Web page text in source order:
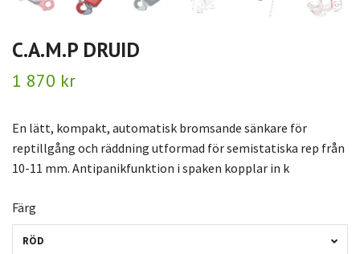
C.A.M.P DRUID
1 870 kr
En lätt, kompakt, automatisk bromsande sänkare för
reptillgång och räddning utformad för semistatiska rep från
10-11 mm. Antipanikfunktion i spaken kopplar in k
Färg
RÖD